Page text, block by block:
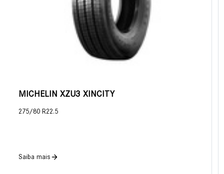
MICHELIN XZU3 XINCITY
275/80 R22.5
Saiba mais